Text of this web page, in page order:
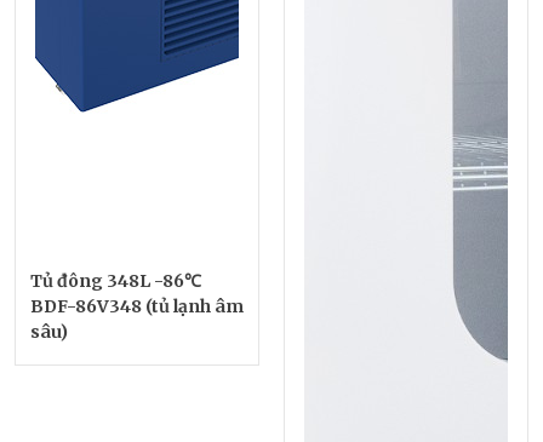
Tủ đông 348L -86℃
BDF-86V348 (tủ lạnh âm
sâu)